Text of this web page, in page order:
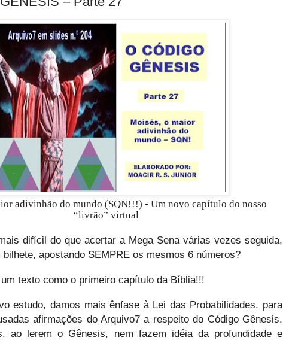
adivinhão do mundo (SQN!!!) - Um novo capítulo do nosso
“livrão” virtual
difícil do que acertar a Mega Sena várias vezes seguida,
apostando SEMPRE os mesmos 6 números?
texto como o primeiro capítulo da Bíblia!!!
estudo, damos mais ênfase à Lei das Probabilidades, para
afirmações do Arquivo7 a respeito do Código Gênesis.
ao lerem o Gênesis, nem fazem idéia da profundidade e